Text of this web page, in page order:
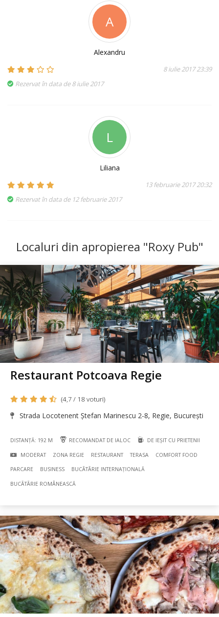
A
Alexandru
8 iulie 2017 23:39
Rezervat în data de 8 iulie 2017
L
Liliana
13 februarie 2017 20:32
Rezervat în data de 12 februarie 2017
Localuri din apropierea "Roxy Pub"
Restaurant Potcoava Regie
(4,7 / 18 voturi)
Strada Locotenent Ștefan Marinescu 2-8, Regie, București
DISTANȚĂ: 192 M RECOMANDAT DE IALOC DE IEȘIT CU PRIETENII
MODERAT ZONA REGIE RESTAURANT TERASA COMFORT FOOD
PARCARE BUSINESS BUCÃTÃRIE INTERNAȚIONALĂ
BUCÃTÃRIE ROMÂNEASCĂ